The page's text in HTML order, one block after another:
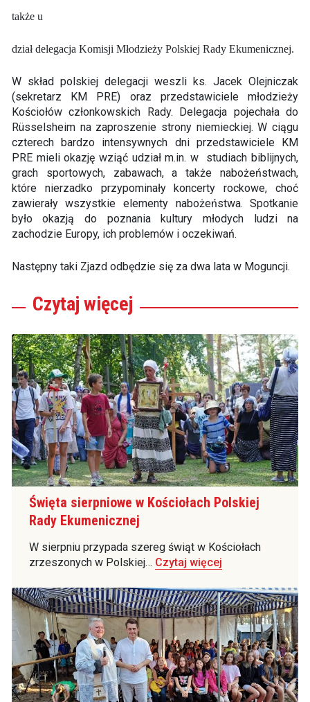
także u
dział delegacja Komisji Młodzieży Polskiej Rady Ekumenicznej.
W skład polskiej delegacji weszli ks. Jacek Olejniczak
(sekretarz KM PRE) oraz przedstawiciele młodzieży
Kościołów członkowskich Rady. Delegacja pojechała do
Rüsselsheim na zaproszenie strony niemieckiej. W ciągu
czterech bardzo intensywnych dni przedstawiciele KM
PRE mieli okazję wziąć udział m.in. w studiach biblijnych,
grach sportowych, zabawach, a także nabożeństwach,
które nierzadko przypominały koncerty rockowe, choć
zawierały wszystkie elementy nabożeństwa. Spotkanie
było okazją do poznania kultury młodych ludzi na
zachodzie Europy, ich problemów i oczekiwań.
Następny taki Zjazd odbędzie się za dwa lata w Moguncji.
Czytaj więcej
Święta sierpniowe w Kościołach Polskiej
Rady Ekumenicznej
W sierpniu przypada szereg świąt w Kościołach
zrzeszonych w Polskiej… Czytaj więcej